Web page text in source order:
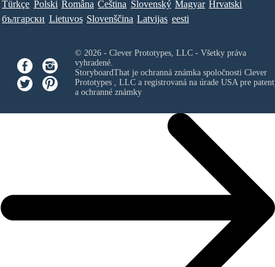
Türkçe Polski Româna Ceština Slovenský Magyar Hrvatski
български Lietuvos Slovenščina Latvijas eesti
© 2026 - Clever Prototypes, LLC - Všetky práva
vyhradené.
StoryboardThat je ochranná známka spoločnosti Clever
Prototypes , LLCa registrovaná na úrade USA pre
a ochranné známky